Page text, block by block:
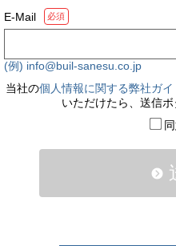
E-Mail
必須
(例) info@buil-sanesu.co.jp
当社の個人情報に関する弊社ガイ
いただけたら、送信ボ
同